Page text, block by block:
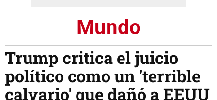
Mundo
Trump critica el juicio
político como un 'terrible
calvario' que dañó a EEUU